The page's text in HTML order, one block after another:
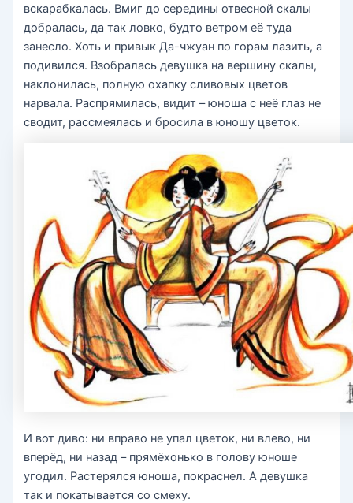
вскарабкалась. Вмиг до середины отвесной скалы
добралась, да так ловко, будто ветром её туда
занесло. Хоть и привык Да-чжуан по горам лазить, а
подивился. Взобралась девушка на вершину скалы,
наклонилась, полную охапку сливовых цветов
нарвала. Распрямилась, видит – юноша с неё глаз не
сводит, рассмеялась и бросила в юношу цветок.
И вот диво: ни вправо не упал цветок, ни влево, ни
вперёд, ни назад – прямёхонько в голову юноше
угодил. Растерялся юноша, покраснел. А девушка
так и покатывается со смеху.